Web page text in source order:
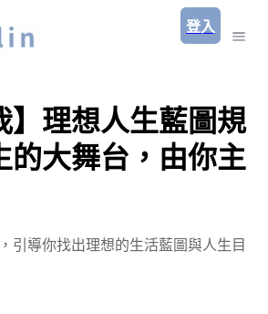
登入
】理想人生藍圖規
的大舞台，由你主
引導你找出理想的生活藍圖與人生目